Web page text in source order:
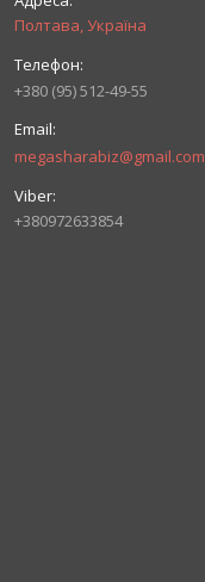
Полтава, Україна
+380 (95) 512-49-55
megasharabiz@gmail.com
+380972633854